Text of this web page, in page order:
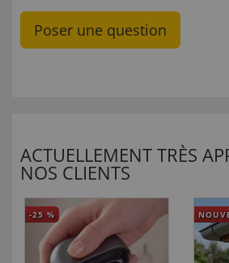
Poser une question
ACTUELLEMENT TRÈS
NOS CLIENTS
-25 %